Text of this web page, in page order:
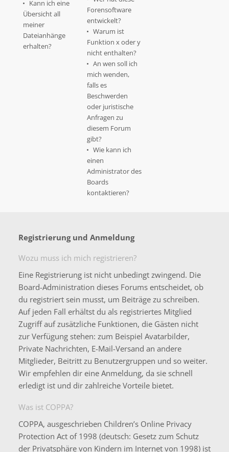
Kann ich eine
Übersicht all
meiner
Dateianhänge
erhalten?
Forensoftware
entwickelt?
Warum ist
Funktion x oder y
nicht enthalten?
An wen soll ich
mich wenden,
falls es
Beschwerden
oder juristische
Anfragen zu
diesem Forum
gibt?
Wie kann ich
einen
Administrator des
Boards
kontaktieren?
Registrierung und Anmeldung
Wozu muss ich mich registrieren?
Eine Registrierung ist nicht unbedingt zwingend. Die
Board-Administration dieses Forums entscheidet, ob
du registriert sein musst, um Beiträge zu schreiben.
Auf jeden Fall erhältst du als registriertes Mitglied
Zugriff auf zusätzliche Funktionen, die Gästen nicht
zur Verfügung stehen: zum Beispiel Avatarbilder,
Private Nachrichten, E-Mail-Versand an andere
Mitglieder, Beitritt zu Benutzergruppen und so weiter.
Wir empfehlen dir eine Anmeldung, da sie schnell
erledigt ist und dir zahlreiche Vorteile bietet.
Was ist COPPA?
COPPA, ausgeschrieben Children’s Online Privacy
Protection Act of 1998 (deutsch: Gesetz zum Schutz
der Privatsphäre von Kindern im Internet von 1998) ist